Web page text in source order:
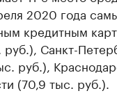
2020 года
кредитным
Санкт-
руб.),
(70,9 тыс. руб.).